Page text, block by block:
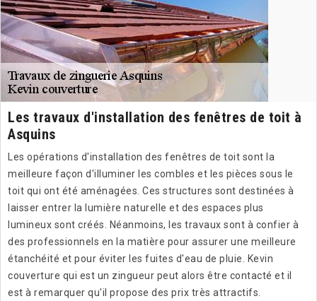
Les travaux d'installation des fenêtres de toit à
Asquins
Les opérations d'installation des fenêtres de toit sont la
meilleure façon d'illuminer les combles et les pièces sous le
toit qui ont été aménagées. Ces structures sont destinées à
laisser entrer la lumière naturelle et des espaces plus
lumineux sont créés. Néanmoins, les travaux sont à confier à
des professionnels en la matière pour assurer une meilleure
étanchéité et pour éviter les fuites d'eau de pluie. Kevin
couverture qui est un zingueur peut alors être contacté et il
est à remarquer qu'il propose des prix très attractifs.